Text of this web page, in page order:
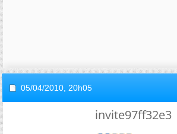
05/04/2010, 20h05
invite97ff32e3